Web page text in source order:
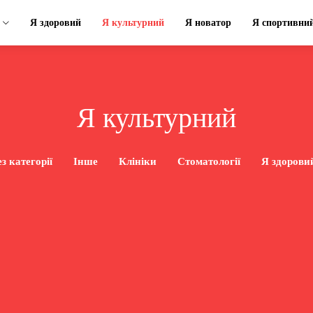
Я здоровий Я культурний Я новатор Я
Я культурний
категорії Інше Клініки Стоматології Я